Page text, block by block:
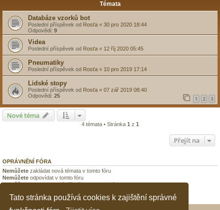
Tato stránka používá cookies k zajištění správné
Témata
Databáze vzorků bot
Poslední příspěvek od Rosťa « 30 pro 2020 18:44
Odpovědi: 9
Videa
Poslední příspěvek od Rosťa « 12 říj 2020 05:45
Pneumatiky
Poslední příspěvek od Rosťa « 10 pro 2019 17:14
Lidské stopy
Poslední příspěvek od Rosťa « 07 zář 2019 08:40
Odpovědi: 25 1 2 3
Nové téma
4 témata • Stránka 1 z 1
Přejít na
OPRÁVNĚNÍ FÓRA
Nemůžete zakládat nová témata v tomto fóru
Nemůžete odpovídat v tomto fóru
Nemůžeteupravovat své příspěvky v tomto fóru
Nemůžetepřikládat soubory v tomto fóru